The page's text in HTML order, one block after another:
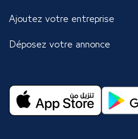
Ajoutez votre entreprise
Déposez votre annonce